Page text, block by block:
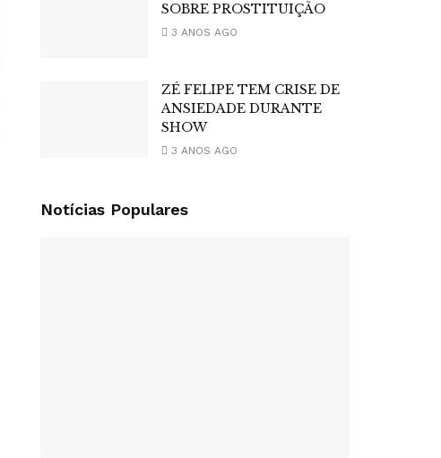
SOBRE PROSTITUIÇÃO
3 ANOS AGO
ZÉ FELIPE TEM CRISE DE
ANSIEDADE DURANTE
SHOW
3 ANOS AGO
Notícias Populares